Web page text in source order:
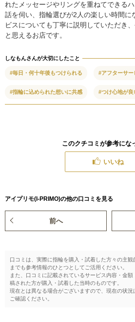
れたメッセージやリングを重ねてできる
話を伺い、指輪選びが2人の楽しい時間に
ビスについても丁寧に説明していただき
と思えるお店です。
しなもんさんが大切にしたこと
#毎日・何十年後もつけられる #アフターサー
#指輪に込められた想いに共感 #つけ心地が良
このクチコミが参考に
いいね
アイプリモ(I-PRIMO)の他の口コミを見る
前へ
口コミは、実際に指輪を購入・試着した方々の主観
までも参考情報のひとつとしてご活用ください。
また、口コミに記載されているサービス内容・金
稿された方が購入・試着した当時のものです。
現在とは異なる場合がございますので、現在の状
ご確認ください。